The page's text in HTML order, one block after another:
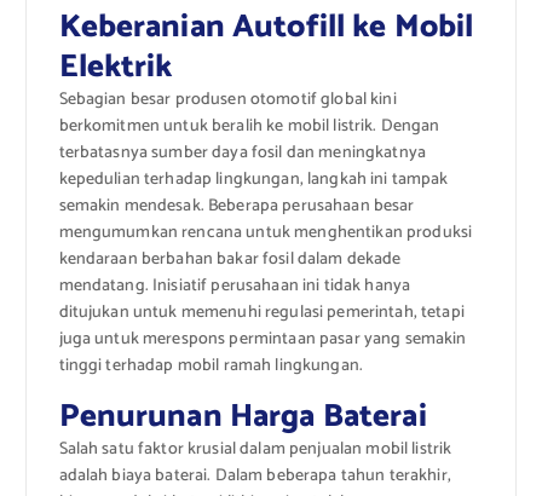
Keberanian Autofill ke Mobil
Elektrik
Sebagian besar produsen otomotif global kini
berkomitmen untuk beralih ke mobil listrik. Dengan
terbatasnya sumber daya fosil dan meningkatnya
kepedulian terhadap lingkungan, langkah ini tampak
semakin mendesak. Beberapa perusahaan besar
mengumumkan rencana untuk menghentikan produksi
kendaraan berbahan bakar fosil dalam dekade
mendatang. Inisiatif perusahaan ini tidak hanya
ditujukan untuk memenuhi regulasi pemerintah, tetapi
juga untuk merespons permintaan pasar yang semakin
tinggi terhadap mobil ramah lingkungan.
Penurunan Harga Baterai
Salah satu faktor krusial dalam penjualan mobil listrik
adalah biaya baterai. Dalam beberapa tahun terakhir,